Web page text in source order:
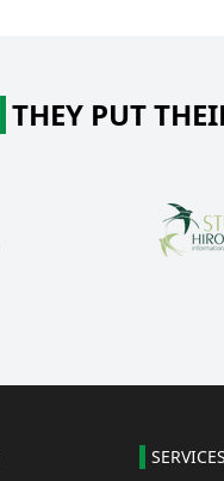
THEY PUT
SERVICES